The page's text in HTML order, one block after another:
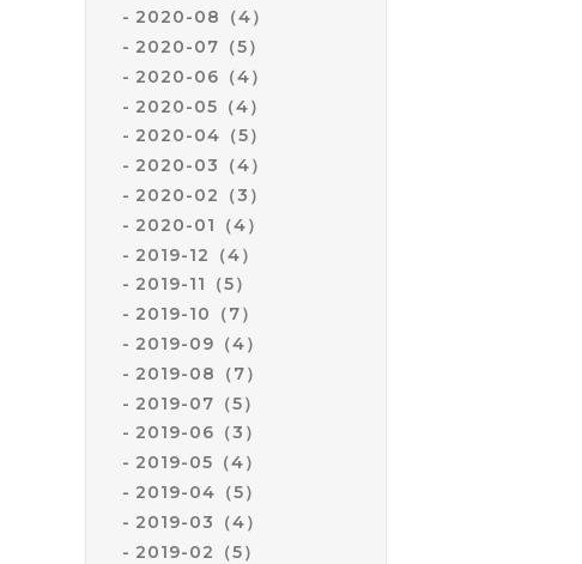
2020-08（4）
2020-07（5）
2020-06（4）
2020-05（4）
2020-04（5）
2020-03（4）
2020-02（3）
2020-01（4）
2019-12（4）
2019-11（5）
2019-10（7）
2019-09（4）
2019-08（7）
2019-07（5）
2019-06（3）
2019-05（4）
2019-04（5）
2019-03（4）
2019-02（5）